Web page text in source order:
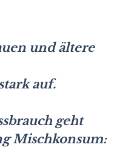
und ältere
auf.
geht
Mischkonsum: